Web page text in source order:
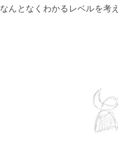
なんとなくわかるレベルを考